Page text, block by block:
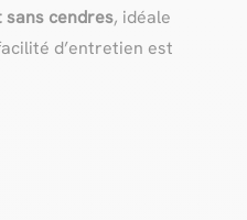
cendres, idéale
d’entretien est